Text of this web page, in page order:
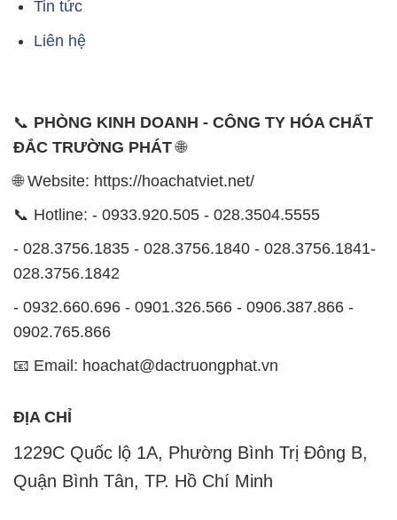
📞
PHÒNG KINH DOANH - CÔNG TY HÓA CHẤT
ĐẮC TRƯỜNG PHÁT
- 028.3756.1835 - 028.3756.1840 - 028.3756.1841-
0902.765.866
📧 Email: hoachat@dactruongphat.vn
ĐỊA CHỈ
1229C Quốc lộ 1A, Phường Bình Trị Đông B,
Quận Bình Tân, TP. Hồ Chí Minh
CÔNG TY XNK TM SX HÓA CHẤT ĐẮC TRƯỜNG
PHÁT